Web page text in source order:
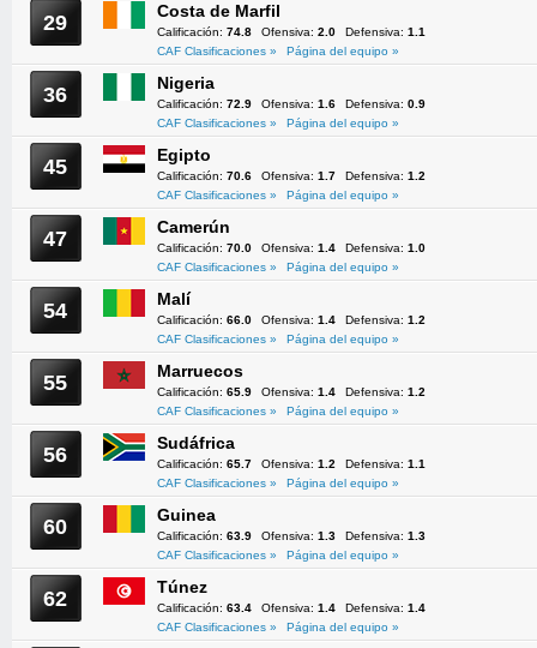
29 Costa de Marfil
Calificación: 74.8 Ofensiva: 2.0 Defensiva: 1.1
CAF Clasificaciones »
Página del equipo »
36 Nigeria
Calificación: 72.9 Ofensiva: 1.6 Defensiva: 0.9
CAF Clasificaciones »
Página del equipo »
45 Egipto
Calificación: 70.6 Ofensiva: 1.7 Defensiva: 1.2
CAF Clasificaciones »
Página del equipo »
47 Camerún
Calificación: 70.0 Ofensiva: 1.4 Defensiva: 1.0
CAF Clasificaciones »
Página del equipo »
54 Malí
Calificación: 66.0 Ofensiva: 1.4 Defensiva: 1.2
CAF Clasificaciones »
Página del equipo »
55 Marruecos
Calificación: 65.9 Ofensiva: 1.4 Defensiva: 1.2
CAF Clasificaciones »
Página del equipo »
56 Sudáfrica
Calificación: 65.7 Ofensiva: 1.2 Defensiva: 1.1
CAF Clasificaciones »
Página del equipo »
60 Guinea
Calificación: 63.9 Ofensiva: 1.3 Defensiva: 1.3
CAF Clasificaciones »
Página del equipo »
62 Túnez
Calificación: 63.4 Ofensiva: 1.4 Defensiva: 1.4
CAF Clasificaciones »
Página del equipo »